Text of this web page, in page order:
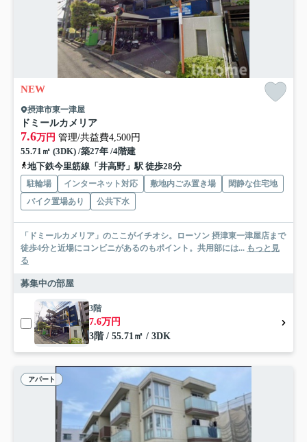
NEW
摂津市東一津屋
ドミールカメリア
7.6万円 管理/共益費4,500円
55.71㎡ (3DK) /築27年 /4階建
地下鉄今里筋線「井高野」駅 徒歩28分
駐輪場 インターネット対応 敷地内ごみ置き場
閑静な住宅地
バイク置場あり
公共下水
「ドミールカメリア」のここがイチオシ。ローソン 摂津東一津屋店まで
徒歩4分と近場にコンビニがあるのもポイント。共用部には... もっと見
る
募集中の部屋
3階
7.6万円
3階 / 55.71㎡ / 3DK
アパート